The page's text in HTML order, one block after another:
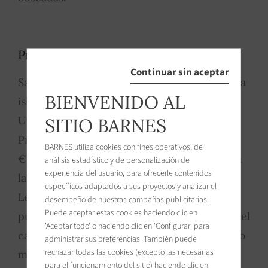
Precios por pueblo
Saint-Martin-de-Ré. La capital histórica de la
isla, declarada Patrimonio Mundial de la
UNESCO por sus fortificaciones Vauban.
Precio medio de las casas en torno a 8 000
€/m², con picos de hasta 20 000 €/m² para
las auténticas vistas al mar.
Les Portes-en-Ré. Punta norte de la isla,
pueblo preservado y más reservado, cerca del
campo de golf y de las grandes playas. Precio
medio en torno a 9 190 €/m², hasta más de
Continuar sin aceptar
BIENVENIDO AL
SITIO BARNES
BARNES utiliza cookies con fines operativos, de
análisis estadístico y de personalización de
experiencia del usuario, para ofrecerle contenidos
específicos adaptados a sus proyectos y analizar el
desempeño de nuestras campañas publicitarias.
Puede aceptar estas cookies haciendo clic en
'Aceptar todo' o haciendo clic en 'Configurar' para
administrar sus preferencias. También puede
rechazar todas las cookies (excepto las necesarias
para el funcionamiento del sitio) haciendo clic en